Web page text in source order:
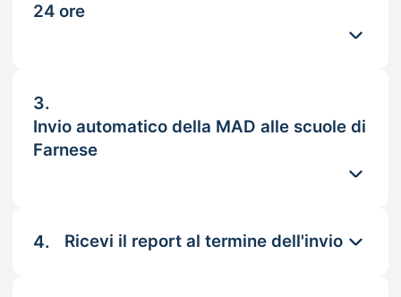
24 ore
3.
Invio automatico della MAD alle scuole di
Farnese
4. Ricevi il report al termine dell'invio